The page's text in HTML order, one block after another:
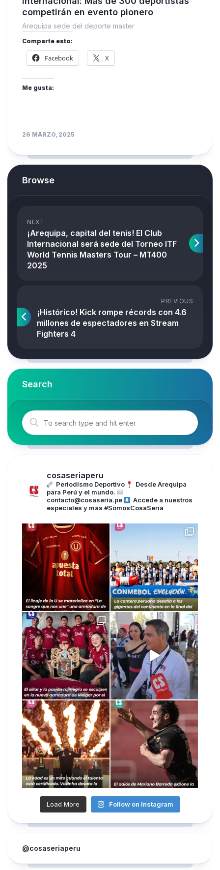
competirán en evento pionero
Arequipa sede del deporte master
Comparte esto:
Facebook X
Me gusta:
26 MARZO, 2025
Browse
NEXT
¡Arequipa, capital del tenis! El Club
Internacional será sede del Torneo ITF
World Tennis Masters Tour – MT400
2025
PREVIOUS
¡Histórico! Kick rompe récords con 4.6
millones de espectadores en Stream
Fighters 4
Search
cosaseriaperu
Periodismo Deportivo
Desde Arequipa
para Perú y el mundo.
contacto@cosaseria.pe
Accede a nuestros
especiales y más #SomosCosaSeria
Load More Follow on Instagram
@cosaseriaperu